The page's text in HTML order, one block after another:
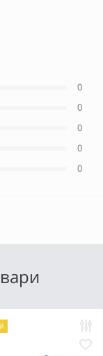
0
0
0
0
0